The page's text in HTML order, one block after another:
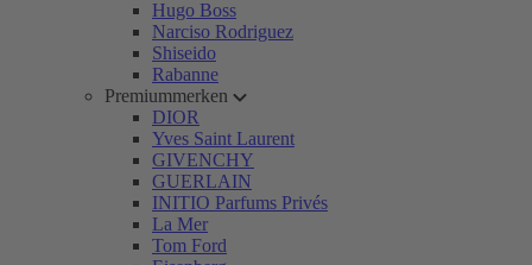
Hugo Boss
Narciso Rodriguez
Shiseido
Rabanne
Premiummerken
DIOR
Yves Saint Laurent
GIVENCHY
GUERLAIN
INITIO Parfums Privés
La Mer
Tom Ford